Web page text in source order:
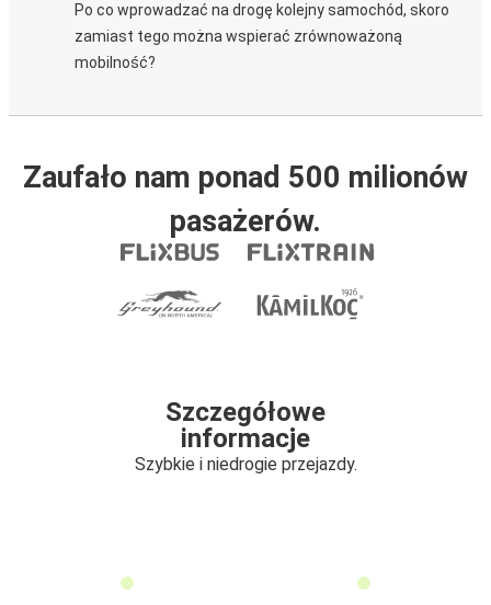
Po co wprowadzać na drogę kolejny samochód, skoro
zamiast tego można wspierać zrównoważoną
mobilność?
Zaufało nam ponad 500 milionów
pasażerów.
Szczegółowe
informacje
Szybkie i niedrogie przejazdy.